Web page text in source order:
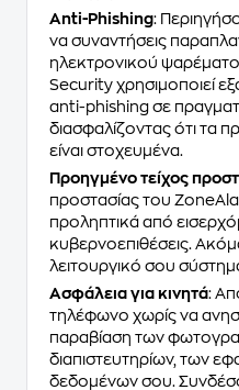
Anti-Phishing:
να συναντήσεις
ηλεκτρονικού
Security χρησιμοποιεί
anti-phishing σε
διασφαλίζοντας ότι τα
είναι στοχευμένα.
Προηγμένο τείχος
προστασίας του
προληπτικά από
κυβερνοεπιθέσεις.
λειτουργικό σου
Ασφάλεια για κινητά:
τηλέφωνο χωρίς να
παραβίαση των
διαπιστευτηρίων, των
δεδομένων σου.